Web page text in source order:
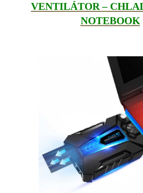
VENTILÁTOR –
NOTEBOOK